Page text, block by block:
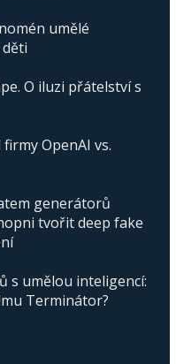
umělé
O iluzi přátelství s
OpenAI vs.
generátorů
tvořit deep fake
s umělou inteligencí:
Terminátor?